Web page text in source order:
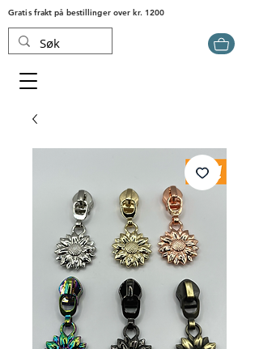
Gratis frakt på bestillinger over kr. 1200